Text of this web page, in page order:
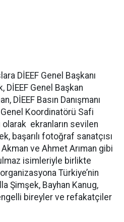
DİEEF Genel Başkanı
DİEEF Genel Başkan
DİEEF Basın Danışmanı
Koordinatörü Safi
olarak ekranların sevilen
başarılı fotoğraf sanatçısı
ve Ahmet Arıman gibi
isimleriyle birlikte
Türkiye’nin
Şimşek, Bayhan Kanug,
bireyler ve refakatçiler